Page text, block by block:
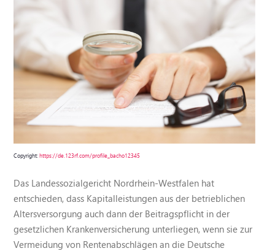
Copyright:https://de.123rf.com/profile_bacho12345
Das Landessozialgericht Nordrhein-Westfalen hat
entschieden, dass Kapitalleistungen aus der betrieblichen
Altersversorgung auch dann der Beitragspflicht in der
gesetzlichen Krankenversicherung unterliegen, wenn sie zur
Vermeidung von Rentenabschlägen an die Deutsche